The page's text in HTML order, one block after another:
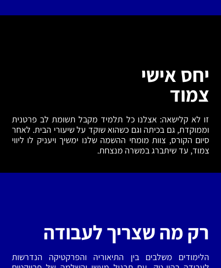
יחס אישי
צמוד
זו לא קלישאה: אצלנו כל תלמיד מקבל תשומת לב פרטנית
וממוקדת, גם בכיתה וגם כשהוא שוקד על שיעורי הבית. לאחר
סיום הקורס, צוות מומחי ההשמה שלנו ימשיך ויעניק לו ליווי
צמוד, עד שיתברג במשרה מנצחת.
רק מה שצריך לעבודה
הלימודים משלבים בין התיאוריה והפרקטיקה הנדרשות